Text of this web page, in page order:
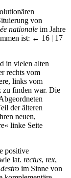
von
nationale im Jahre
ist: ← 16 | 17
in vielen alten
rechts vom
links vom
zu finden war. Die
der älteren
neuen,
linke Seite
positive
lat. rectus, rex,
destro im Sinne von